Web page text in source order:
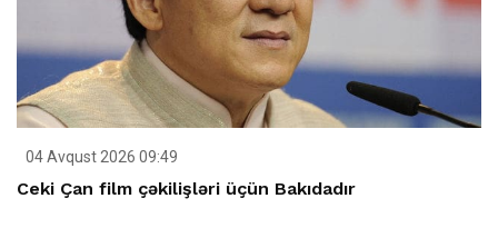
04 Avqust 2026 09:49
Ceki Çan film çəkilişləri üçün Bakıdadır